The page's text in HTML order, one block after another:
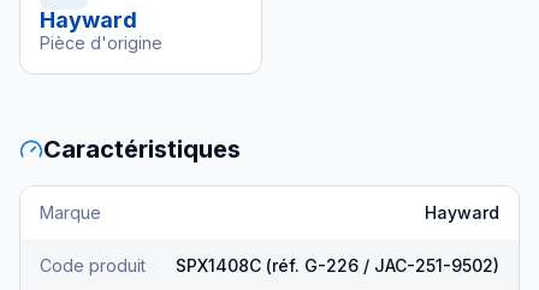
Hayward
Pièce d'origine
Caractéristiques
Marque Hayward
Code produit SPX1408C (réf. G-226 / JAC-251-9502)